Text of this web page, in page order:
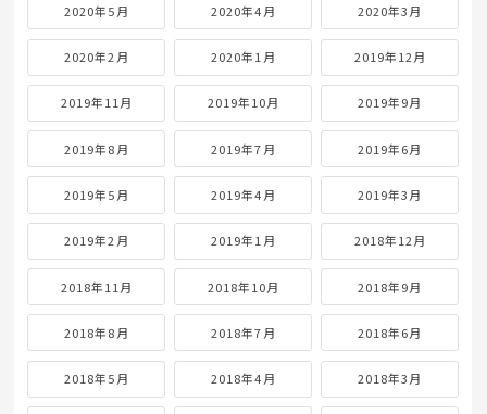
2020年5月 2020年4月 2020年3月
2020年2月 2020年1月 2019年12月
2019年11月 2019年10月 2019年9月
2019年8月 2019年7月 2019年6月
2019年5月 2019年4月 2019年3月
2019年2月 2019年1月 2018年12月
2018年11月 2018年10月 2018年9月
2018年8月 2018年7月 2018年6月
2018年5月 2018年4月 2018年3月